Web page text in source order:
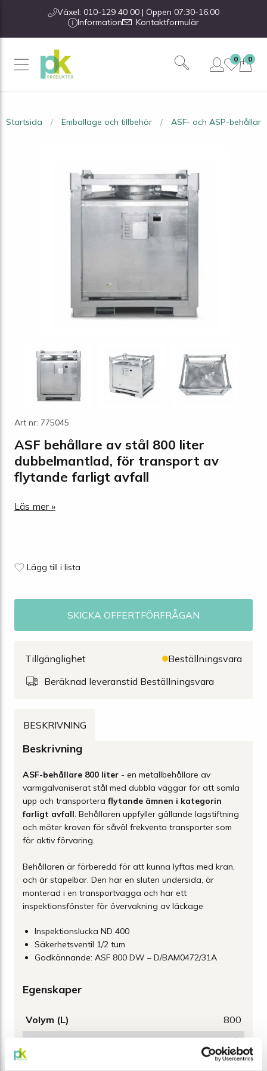
Växel: 010-129 40 00 | Öppen 07:30-16:00
Information
Kontaktformulär
0
0
Startsida Emballage och tillbehör ASF- och ASP-behållare
Art nr: 775045
ASF behållare av stål 800 liter
dubbelmantlad, för transport av
flytande farligt avfall
Läs mer »
Lägg till i lista
SKICKA OFFERTFÖRFRÅGAN
Tillgänglighet
Beställningsvara
Beräknad leveranstid Beställningsvara
BESKRIVNING
Beskrivning
ASF-behållare 800 liter - en metallbehållare av
varmgalvaniserat stål med dubbla väggar för att samla
upp och transportera flytande ämnen i kategorin
farligt avfall. Behållaren uppfyller gällande lagstiftning
och möter kraven för såväl frekventa transporter som
för aktiv förvaring.
Behållaren är förberedd för att kunna lyftas med kran,
och är stapelbar. Den har en sluten undersida, är
monterad i en transportvagga och har ett
inspektionsfönster för övervakning av läckage
Inspektionslucka ND 400
Säkerhetsventil 1/2 tum
Godkännande: ASF 800 DW – D/BAM0472/31A
Egenskaper
Volym (L)
800
Galvaniserat stål
Vikt (kg)
285